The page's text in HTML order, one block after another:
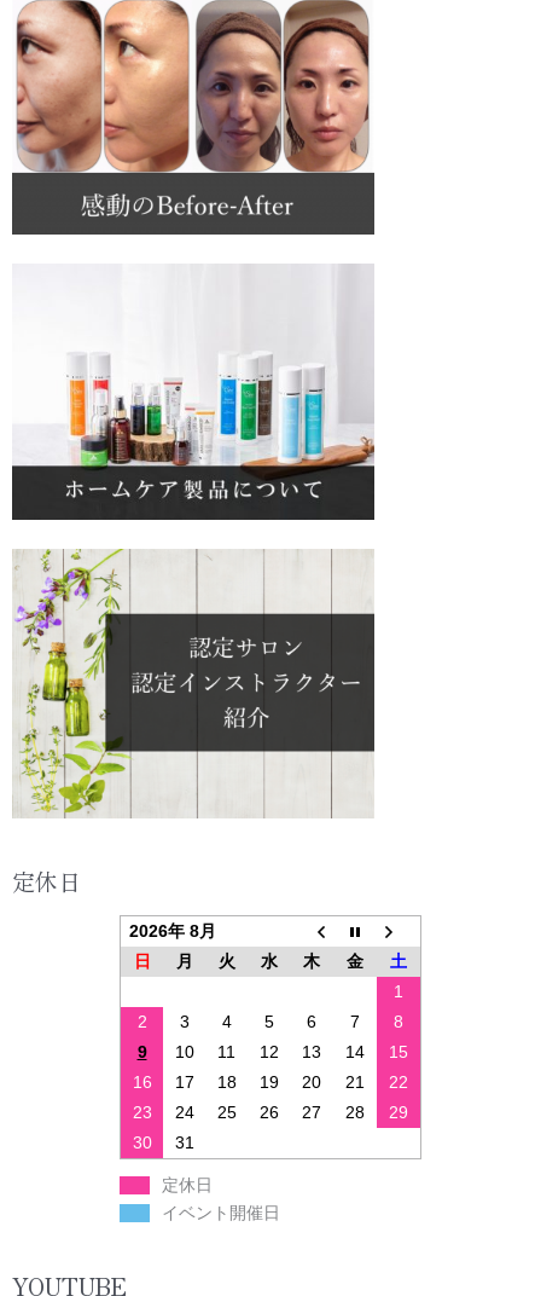
定休日
2026年 8月
日
月 火 水 木 金
土
1
2
3 4 5 6 7
8
9
10 11 12 13 14
15
16
17 18 19 20 21
22
23
24 25 26 27 28
29
30
31
定休日
イベント開催日
YOUTUBE